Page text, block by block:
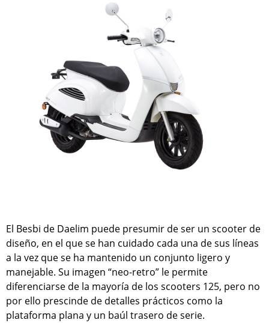
El Besbi de Daelim puede presumir de ser un scooter de
diseño, en el que se han cuidado cada una de sus líneas
a la vez que se ha mantenido un conjunto ligero y
manejable. Su imagen “neo-retro” le permite
diferenciarse de la mayoría de los scooters 125, pero no
por ello prescinde de detalles prácticos como la
plataforma plana y un baúl trasero de serie.